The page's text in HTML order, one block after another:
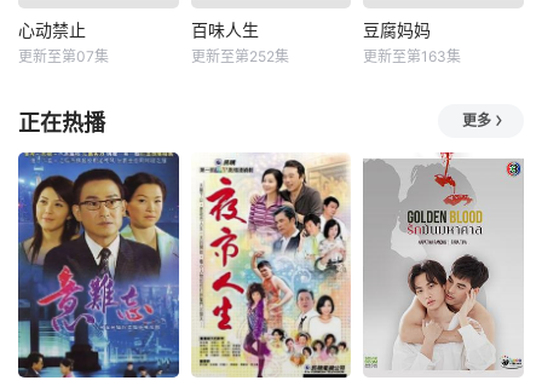
心动禁止
更新至第07集
百味人生
更新至第252集
豆腐妈妈
更新至第163集
正在热播 更多